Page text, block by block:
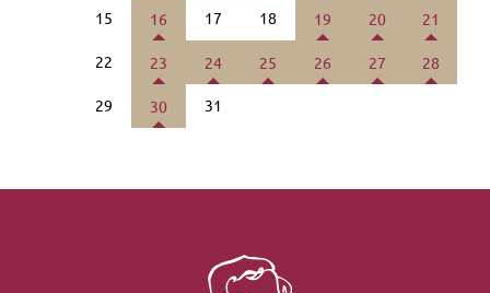
15 16 17 18 19 20 21
22 23 24 25 26 27 28
29 30 31